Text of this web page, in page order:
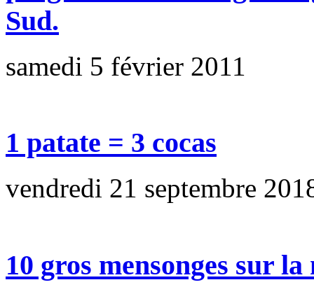
Sud.
samedi 5 février 2011
1 patate = 3 cocas
vendredi 21 septembre
10 gros mensonges sur